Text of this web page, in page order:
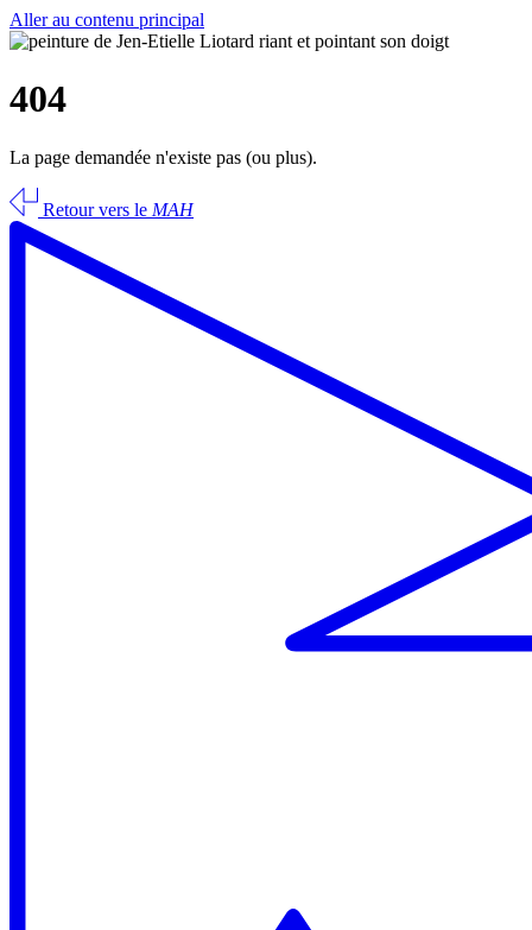
Aller au contenu principal
404
La page demandée n'existe pas (ou plus).
Retour vers le MAH